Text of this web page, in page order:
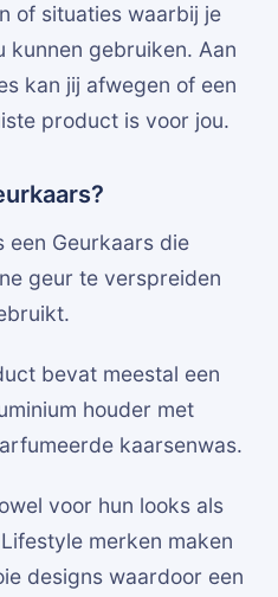
of situaties waarbij je
kunnen gebruiken. Aan
kan jij afwegen of een
product is voor jou.
een Geurkaars die
geur te verspreiden
bevat meestal een
houder met
kaarsenwas.
voor hun looks als
merken maken
designs waardoor een